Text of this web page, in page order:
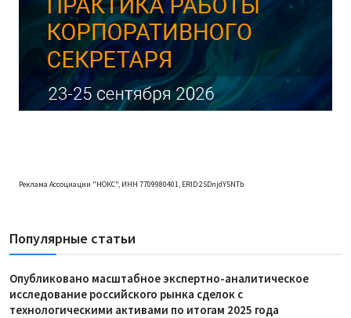
Реклама Ассоциации "НОКС", ИНН 7709980401, ERID:2SDnjdY5NTb
Популярные статьи
Опубликовано масштабное экспертно-аналитическое
исследование российского рынка сделок с
технологическими активами по итогам 2025 года